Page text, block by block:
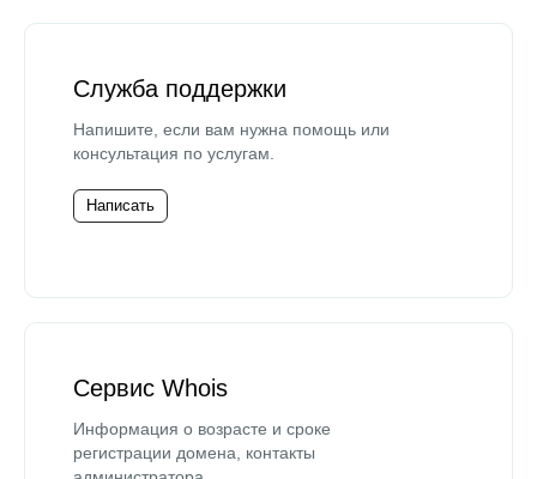
Служба поддержки
Напишите, если вам нужна помощь или
консультация по услугам.
Написать
Сервис Whois
Информация о возрасте и сроке
регистрации домена, контакты